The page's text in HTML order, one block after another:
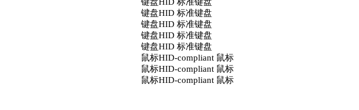
键盘HID 标准键盘
键盘HID 标准键盘
键盘HID 标准键盘
键盘HID 标准键盘
鼠标HID-compliant 鼠标
鼠标HID-compliant 鼠标
鼠标HID-compliant 鼠标